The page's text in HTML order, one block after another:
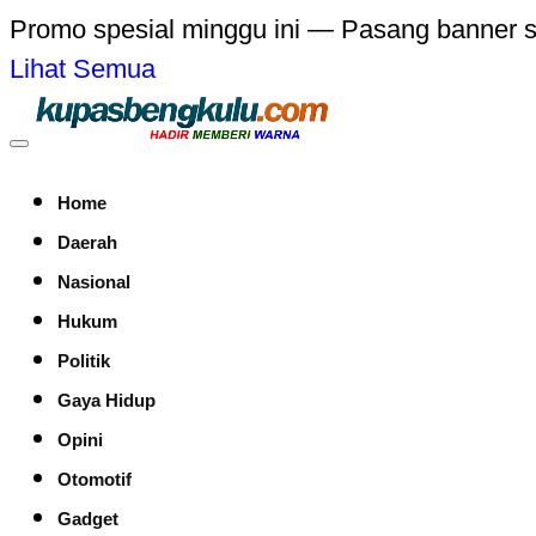
Promo spesial minggu ini — Pasang banner
Lihat Semua
Home
Daerah
Nasional
Hukum
Politik
Gaya Hidup
Opini
Otomotif
Gadget